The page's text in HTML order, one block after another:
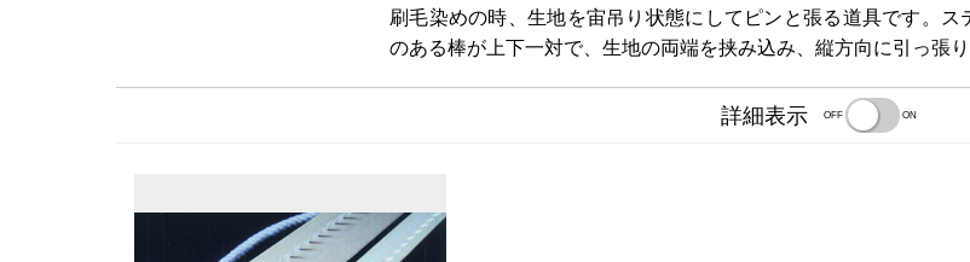
刷毛染めの時、生地を宙吊り状態にしてピンと張る道具です。ス
のある棒が上下一対で、生地の両端を挟み込み、縦方向に引っ張り
詳細表示 OFF ON